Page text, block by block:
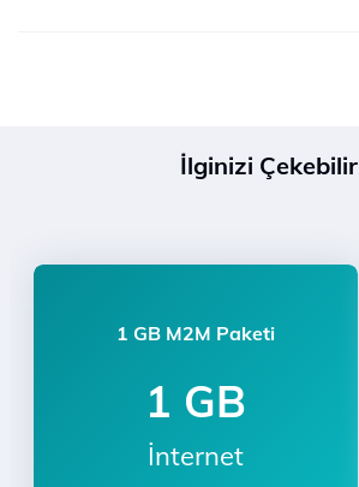
İlginizi Çekebilir
1 GB M2M Paketi
1 GB
İnternet